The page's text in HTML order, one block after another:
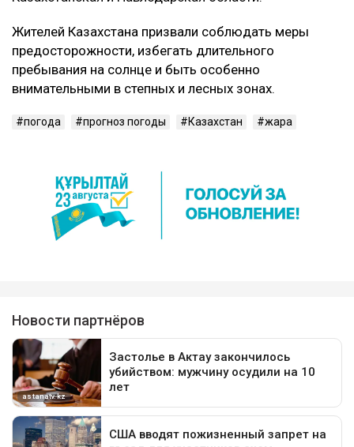
Жителей Казахстана призвали соблюдать меры
предосторожности, избегать длительного
пребывания на солнце и быть особенно
внимательными в степных и лесных зонах.
погода прогноз погоды Казахстан жара